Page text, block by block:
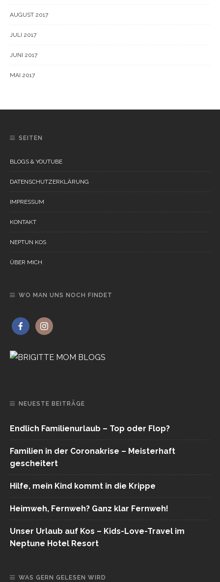
AUGUST 2017
JULI 2017
JUNI 2017
MAI 2017
SEITEN
BLOGS & YOUTUBE
DATENSCHUTZERKLÄRUNG
IMPRESSUM
KONTAKT
NEPTUN KOS
ÜBER MICH
WO MAN UNS NOCH FINDET
NEUESTE BEITRÄGE
Endlich Familienurlaub – Top oder Flop?
Familien in der Coronakrise – Meisterhaft
gescheitert
Hilfe, mein Kind kommt in die Krippe
Heimweh, Fernweh? Ganz klar Fernweh!
Unser Urlaub auf Kos – Kids-Love-Travel im
Neptune Hotel Resort
WAS GERN GELESEN WIRD